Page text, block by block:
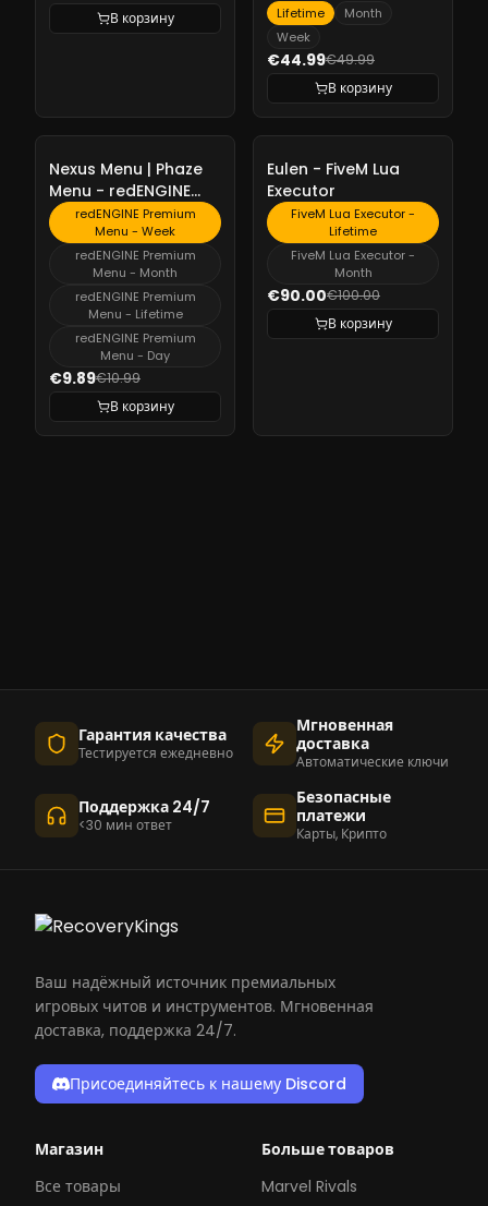
В корзину Lifetime
Month
Week
€44.99€49.99
В корзину
Nexus Menu | Phaze
Menu - redENGINE
Premium Menu
redENGINE Premium
Menu - Week
redENGINE Premium
Menu - Month
redENGINE Premium
Menu - Lifetime
redENGINE Premium
Menu - Day
€9.89€10.99
В корзину
10%
Eulen - FiveM Lua
Executor
FiveM Lua Executor -
Lifetime
FiveM Lua Executor -
Month
€90.00€100.00
В корзину
Гарантия качества
Тестируется ежедневно
Мгновенная
доставка
Автоматические ключи
Поддержка 24/7
<30 мин ответ
Безопасные
платежи
Карты, Крипто
Ваш надёжный источник премиальных
игровых читов и инструментов. Мгновенная
доставка, поддержка 24/7.
Присоединяйтесь к нашему Discord
Магазин
Все товары
Больше товаров
Marvel Rivals